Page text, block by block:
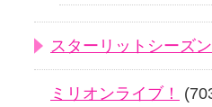
スターリットシーズン
ミリオンライブ！